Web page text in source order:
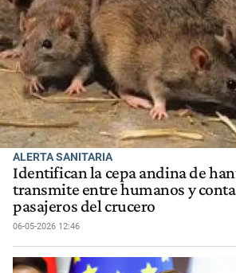
ALERTA SANITARIA
Identifican la cepa andina de
transmite entre humanos y
pasajeros del crucero
06-05-2026 12:46